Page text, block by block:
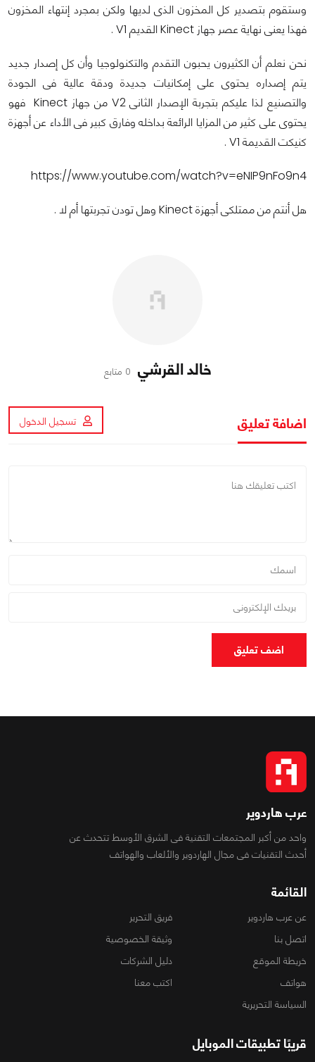
وستقوم بتصدير كل المخزون الذى لديها ولكن بمجرد إنتهاء المخزون
فهذا يعنى نهاية عصر جهاز Kinect القديم V1 .
نحن نعلم أن الكثيرون يحبون التقدم والتكنولوجيا وأن كل إصدار جديد
يتم إصداره يحتوى على إمكانيات جديدة ودقة عالية فى الجودة
والتصنيع لذا عليكم بتجربة الإصدار الثانى V2 من جهاز Kinect فهو
يحتوى على كثير من المزايا الرائعة بداخله وفارق كبير فى الأداء عن أجهزة
كنيكت القديمة V1 .
https://www.youtube.com/watch?v=eNIP9nFo9n4
هل أنتم من ممتلكى أجهزة Kinect وهل تودن تجربتها أم لا .
خالد القرشي 0 متابع
اضافة تعليق تسجيل الدخول
اضف تعليق
عرب هاردوير
واحد من أكبر المجتمعات التقنية فى الشرق الأوسط تتحدث عن
أحدث التقنيات فى مجال الهاردوير والألعاب والهواتف
القائمة
عن عرب هاردوير
فريق التحرير
اتصل بنا
وثيقة الخصوصية
خريطة الموقع
دليل الشركات
هواتف
اكتب معنا
السياسة التحريرية
قريبًا تطبيقات الموبايل